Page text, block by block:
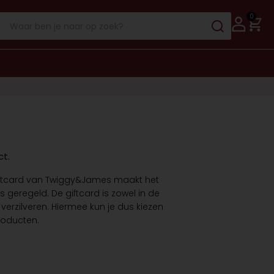
0
van Twiggy&James maakt het
geregeld. De giftcard is zowel in de
Hiermee kun je dus kiezen